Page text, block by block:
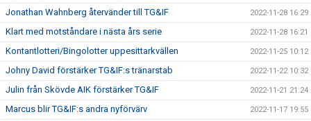
Jonathan Wahnberg återvänder till TG&IF 2022-11-28 16:29
Klart med motståndare i nästa års serie 2022-11-28 16:21
Kontantlotteri/Bingolotter uppesittarkvällen 2022-11-25 10:12
Johny David förstärker TG&IF:s tränarstab 2022-11-22 10:32
Julin från Skövde AIK förstärker TG&IF 2022-11-21 21:24
Marcus blir TG&IF:s andra nyförvärv 2022-11-17 19:55